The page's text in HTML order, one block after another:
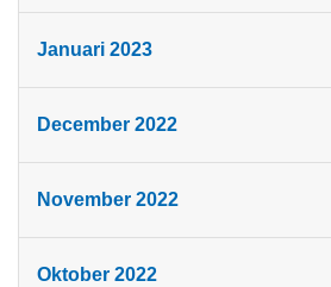
Januari 2023
December 2022
November 2022
Oktober 2022